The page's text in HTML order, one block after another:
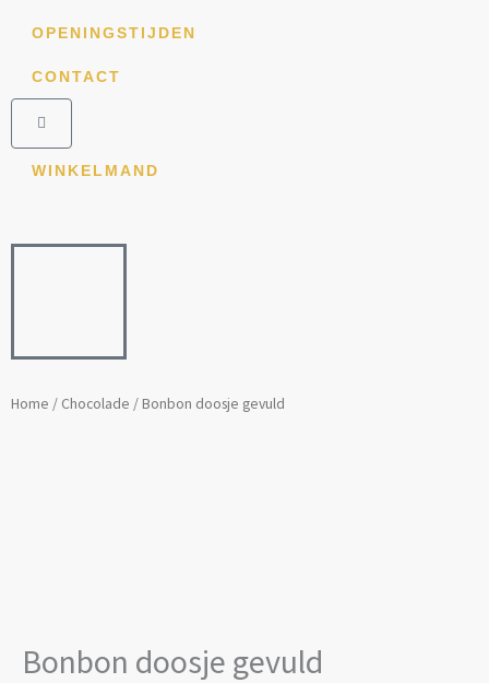
inhoud
OPENINGSTIJDEN
CONTACT
Winkelwagen
WINKELMAND
Home / Chocolade / Bonbon doosje gevuld
Bonbon doosje gevuld